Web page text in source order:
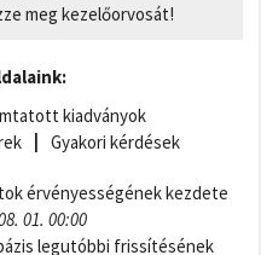
meg kezelőorvosát!
kiadványok
Gyakori kérdések
érvényességének kezdete
01. 00:00
legutóbbi frissítésének